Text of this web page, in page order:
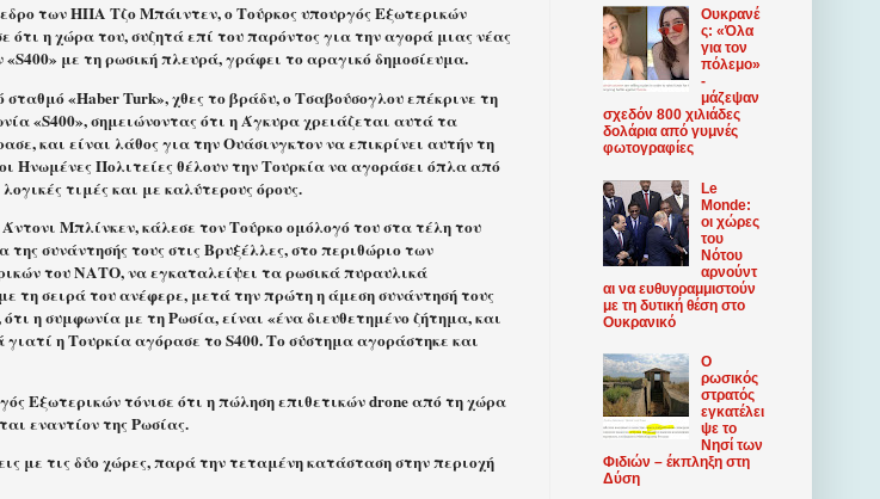
των ΗΠΑ Τζο Μπάιντεν, ο Τούρκος υπουργός Εξωτερικών
η χώρα του, συζητά επί του παρόντος για την αγορά μιας νέας
με τη ρωσική πλευρά, γράφει το αραγικό δημοσίευμα.
σταθμό «Haber Turk», χθες το βράδυ, ο Τσαβούσογλου επέκρινε τη
«S400», σημειώνοντας ότι η Άγκυρα χρειάζεται αυτά τα
και είναι λάθος για την Ουάσινγκτον να επικρίνει αυτήν τη
Ηνωμένες Πολιτείες θέλουν την Τουρκία να αγοράσει όπλα από
τιμές και με καλύτερους όρους.
Μπλίνκεν, κάλεσε τον Τούρκο ομόλογό του στα τέλη του
συνάντησής τους στις Βρυξέλλες, στο περιθώριο των
του ΝΑΤΟ, να εγκαταλείψει τα ρωσικά πυραυλικά
τη σειρά του ανέφερε, μετά την πρώτη η άμεση συνάντησή τους
η συμφωνία με τη Ρωσία, είναι «ένα διευθετημένο ζήτημα, και
η Τουρκία αγόρασε το S400. Το σύστημα αγοράστηκε και
Εξωτερικών τόνισε ότι η πώληση επιθετικών drone από τη χώρα
εναντίον της Ρωσίας.
με τις δύο χώρες, παρά την τεταμένη κατάσταση στην περιοχή
Ουκρανέ
ς: «Όλα
για τον
πόλεμο»
-
μάζεψαν
σχεδόν 800 χιλιάδες
δολάρια από γυμνές
φωτογραφίες
Le
Monde:
οι χώρες
του
Νότου
αρνούντ
αι να ευθυγραμμιστούν
με τη δυτική θέση στο
Ουκρανικό
Ο
ρωσικός
στρατός
εγκατέλει
ψε το
Νησί των
Φιδιών – έκπληξη στη
Δύση